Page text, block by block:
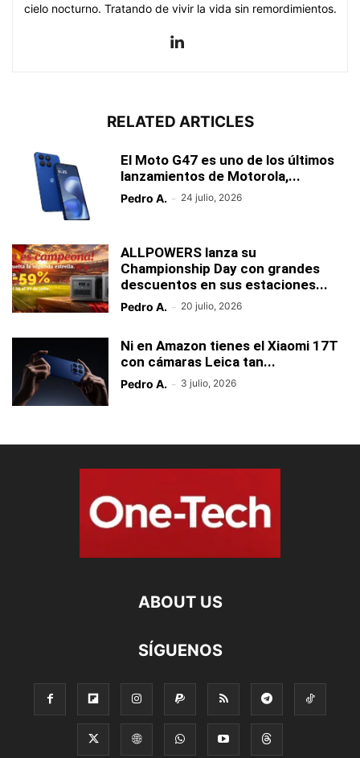
cielo nocturno. Tratando de vivir la vida sin remordimientos.
RELATED ARTICLES
El Moto G47 es uno de los últimos
lanzamientos de Motorola,...
Pedro A. - 24 julio, 2026
ALLPOWERS lanza su
Championship Day con grandes
descuentos en sus estaciones...
Pedro A. - 20 julio, 2026
Ni en Amazon tienes el Xiaomi 17T
con cámaras Leica tan...
Pedro A. - 3 julio, 2026
ABOUT US
SÍGUENOS